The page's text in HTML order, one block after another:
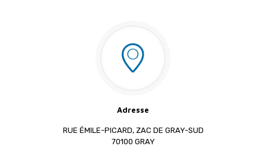
Adresse
RUE ÉMILE-PICARD, ZAC DE GRAY-SUD
70100 GRAY